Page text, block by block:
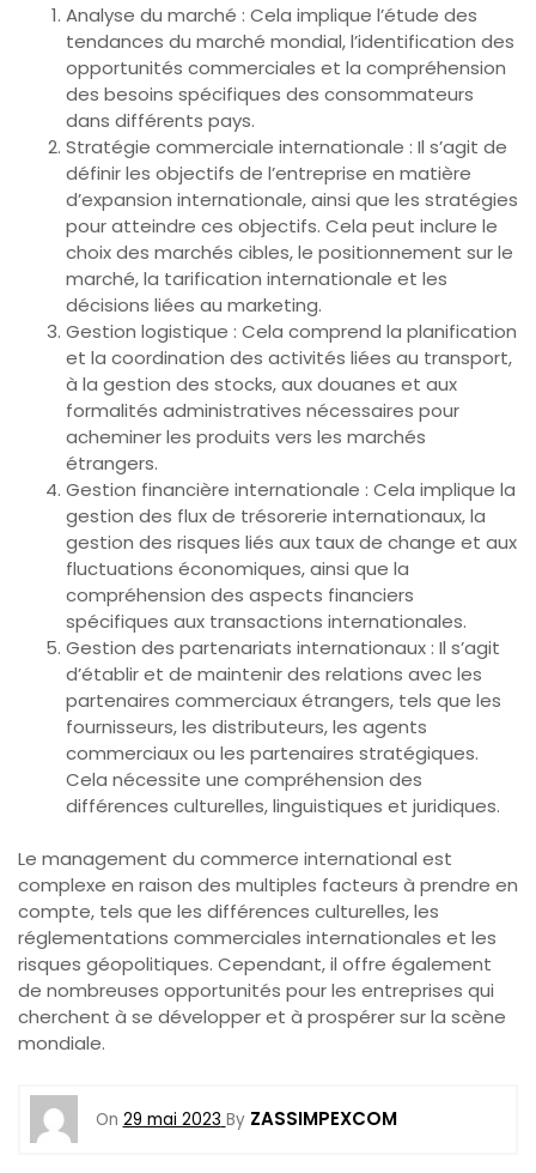
Analyse du marché : Cela implique l’étude des
tendances du marché mondial, l’identification des
opportunités commerciales et la compréhension
des besoins spécifiques des consommateurs
dans différents pays.
Stratégie commerciale internationale : Il s’agit de
définir les objectifs de l’entreprise en matière
d’expansion internationale, ainsi que les stratégies
pour atteindre ces objectifs. Cela peut inclure le
choix des marchés cibles, le positionnement sur le
marché, la tarification internationale et les
décisions liées au marketing.
Gestion logistique : Cela comprend la planification
et la coordination des activités liées au transport,
à la gestion des stocks, aux douanes et aux
formalités administratives nécessaires pour
acheminer les produits vers les marchés
étrangers.
Gestion financière internationale : Cela implique la
gestion des flux de trésorerie internationaux, la
gestion des risques liés aux taux de change et aux
fluctuations économiques, ainsi que la
compréhension des aspects financiers
spécifiques aux transactions internationales.
Gestion des partenariats internationaux : Il s’agit
d’établir et de maintenir des relations avec les
partenaires commerciaux étrangers, tels que les
fournisseurs, les distributeurs, les agents
commerciaux ou les partenaires stratégiques.
Cela nécessite une compréhension des
différences culturelles, linguistiques et juridiques.
Le management du commerce international est
complexe en raison des multiples facteurs à prendre en
compte, tels que les différences culturelles, les
réglementations commerciales internationales et les
risques géopolitiques. Cependant, il offre également
de nombreuses opportunités pour les entreprises qui
cherchent à se développer et à prospérer sur la scène
mondiale.
On 29 mai 2023 By ZASSIMPEXCOM